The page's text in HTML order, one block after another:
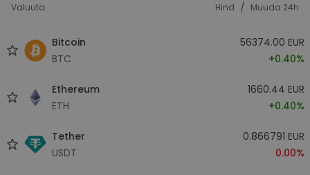
Valuuta Hind / Muuda 24h
Bitcoin
BTC
56374.00 EUR
+0.40%
Ethereum
ETH
1660.44 EUR
+0.40%
Tether
USDT
0.866791 EUR
0.00%